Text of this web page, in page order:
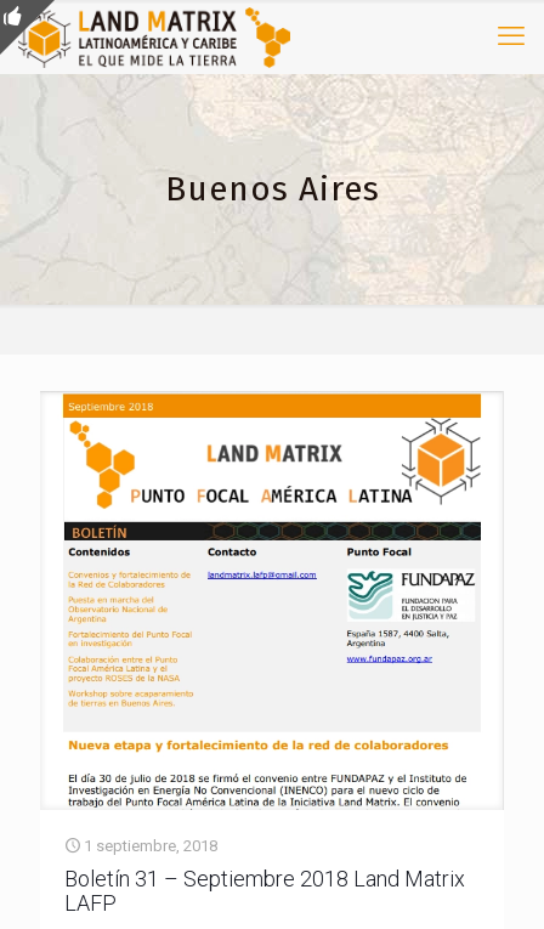
Buenos Aires
1 septiembre, 2018
Boletín 31 – Septiembre 2018 Land Matrix
LAFP